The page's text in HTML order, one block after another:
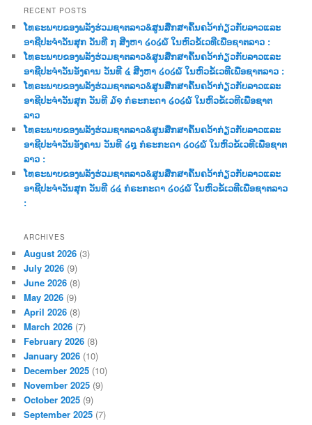
r
c
h
RECENT POSTS
ໂທຣະພາບຂອງພລັງຮ່ວມຊາຕລາວ&ສູນສືກສາຄົ້ນຄວ້າກ່ຽວກັບລາວແລະ
ອາຊີປະຈຳວັນສຸກ ວັນທີ ໗ ສີງຫາ ໒໐໒໖ ໃນຫົວຂໍ້ເວທີເພື່ອຊາຕລາວ :
ໂທຣະພາບຂອງພລັງຮ່ວມຊາຕລາວ&ສູນສືກສາຄົ້ນຄວ້າກ່ຽວກັບລາວແລະ
ອາຊີປະຈຳວັນອັງຄານ ວັນທີ ໔ ສີງຫາ ໒໐໒໖ ໃນຫົວຂໍ້ເວທີເພື່ອຊາຕລາວ :
ໂທຣະພາບຂອງພລັງຮ່ວມຊາຕລາວ&ສູນສືກສາຄົ້ນຄວ້າກ່ຽວກັບລາວແລະ
ອາຊີປະຈຳວັນສຸກ ວັນທີ ໓໑ ກໍຣະກະດາ ໒໐໒໖ ໃນຫົວຂໍ້ເວທີເພື່ອຊາຕ
ລາວ
ໂທຣະພາບຂອງພລັງຮ່ວມຊາຕລາວ&ສູນສືກສາຄົ້ນຄວ້າກ່ຽວກັບລາວແລະ
ອາຊີປະຈຳວັນອັງຄານ ວັນທີ ໒໘ ກໍຣະກະດາ ໒໐໒໖ ໃນຫົວຂໍ້ເວທີເພື່ອຊາຕ
ລາວ :
ໂທຣະພາບຂອງພລັງຮ່ວມຊາຕລາວ&ສູນສືກສາຄົ້ນຄວ້າກ່ຽວກັບລາວແລະ
ອາຊີປະຈຳວັນສຸກ ວັນທີ ໒໔ ກໍຣະກະດາ ໒໐໒໖ ໃນຫົວຂໍ້ເວທີເພື່ອຊາຕລາວ
:
ARCHIVES
August 2026 (3)
July 2026 (9)
June 2026 (8)
May 2026 (9)
April 2026 (8)
March 2026 (7)
February 2026 (8)
January 2026 (10)
December 2025 (10)
November 2025 (9)
October 2025 (9)
September 2025 (7)